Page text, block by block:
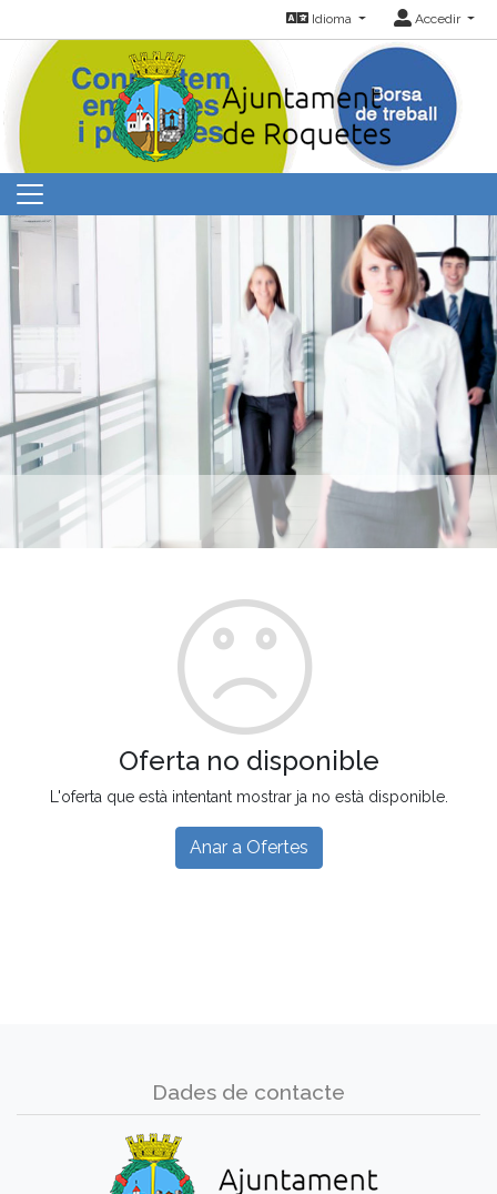
Idioma Accedir
Oferta no disponible
L'oferta que està intentant mostrar ja no està disponible.
Anar a Ofertes
Dades de contacte